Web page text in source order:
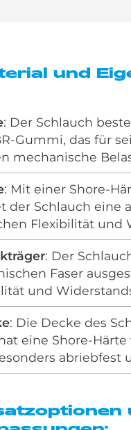
und
: Der Schlauch
Gummi, das für
mechanische
: Mit einer Shore-
der Schlauch eine
Flexibilität und
: Der
Faser
und
: Die Decke des
eine Shore-Härte
abriebfest